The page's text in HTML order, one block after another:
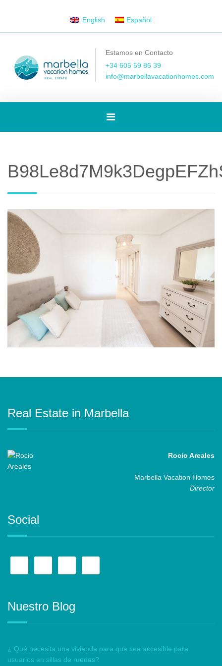
English Español
Estamos en Contacto
+34 605 59 86 39
info@marbellavacationhomes.com
[Spanish]
navigation
Real Estate in Marbella
Rocio Areales
Marbella Vacation Homes
Director
Social
Nuestro Blog
¿ Qué necesita una vivienda para que sea accesible para
usuarios en sillas de ruedas?